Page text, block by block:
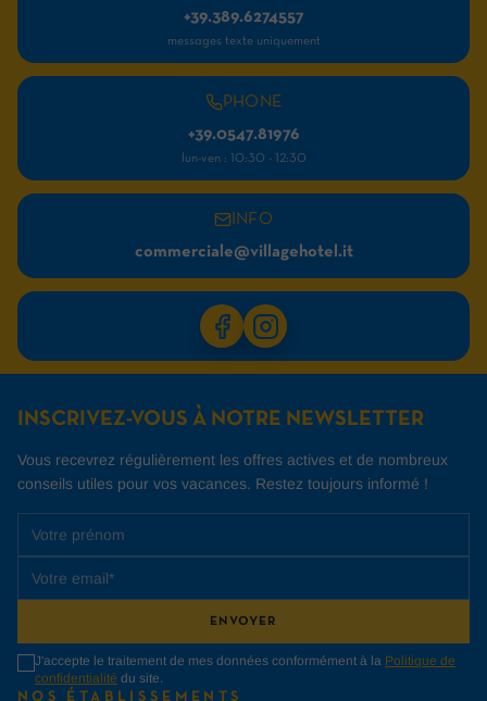
+39.389.6274557
messages texte uniquement
PHONE
+39.0547.81976
lun-ven : 10:30 - 12:30
INFO
commerciale@villagehotel.it
INSCRIVEZ-VOUS À NOTRE NEWSLETTER
Vous recevrez régulièrement les offres actives et de nombreux
conseils utiles pour vos vacances. Restez toujours informé !
ENVOYER
J'accepte le traitement de mes données conformément à la Politique de
confidentialité du site.
NOS ÉTABLISSEMENTS